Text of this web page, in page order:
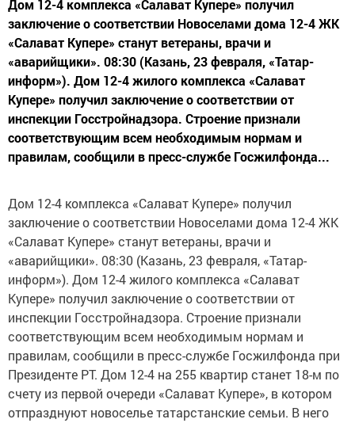
Дом 12-4 комплекса «Салават Купере» получил
заключение о соответствии Новоселами дома 12-4 ЖК
«Салават Купере» станут ветераны, врачи и
«аварийщики». 08:30 (Казань, 23 февраля, «Татар-
информ»). Дом 12-4 жилого комплекса «Салават
Купере» получил заключение о соответствии от
инспекции Госстройнадзора. Строение признали
соответствующим всем необходимым нормам и
правилам, сообщили в пресс-службе Госжилфонда...
Дом 12-4 комплекса «Салават Купере» получил
заключение о соответствии Новоселами дома 12-4 ЖК
«Салават Купере» станут ветераны, врачи и
«аварийщики». 08:30 (Казань, 23 февраля, «Татар-
информ»). Дом 12-4 жилого комплекса «Салават
Купере» получил заключение о соответствии от
инспекции Госстройнадзора. Строение признали
соответствующим всем необходимым нормам и
правилам, сообщили в пресс-службе Госжилфонда при
Президенте РТ. Дом 12-4 на 255 квартир станет 18-м по
счету из первой очереди «Салават Купере», в котором
отпразднуют новоселье татарстанские семьи. В него